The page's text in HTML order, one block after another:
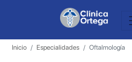
Inicio Especialidades Oftalmología